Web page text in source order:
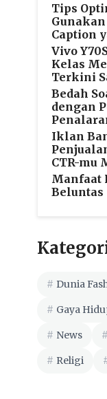
Tips
Caption
Vivo
Kelas
Terkini
Bedah
dengan
Iklan
CTR-mu
Manfaat
Beluntas
Dunia
Gaya
News
Religi